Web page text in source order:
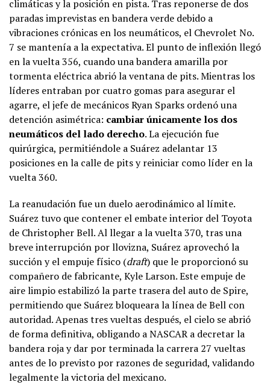
climáticas y la posición en pista. Tras reponerse de dos
paradas imprevistas en bandera verde debido a
vibraciones crónicas en los neumáticos, el Chevrolet No.
7 se mantenía a la expectativa. El punto de inflexión llegó
en la vuelta 356, cuando una bandera amarilla por
tormenta eléctrica abrió la ventana de pits. Mientras los
líderes entraban por cuatro gomas para asegurar el
agarre, el jefe de mecánicos Ryan Sparks ordenó una
detención asimétrica: cambiar únicamente los dos
neumáticos del lado derecho. La ejecución fue
quirúrgica, permitiéndole a Suárez adelantar 13
posiciones en la calle de pits y reiniciar como líder en la
vuelta 360.
La reanudación fue un duelo aerodinámico al límite.
Suárez tuvo que contener el embate interior del Toyota
de Christopher Bell. Al llegar a la vuelta 370, tras una
breve interrupción por llovizna, Suárez aprovechó la
succión y el empuje físico (draft) que le proporcionó su
compañero de fabricante, Kyle Larson. Este empuje de
aire limpio estabilizó la parte trasera del auto de Spire,
permitiendo que Suárez bloqueara la línea de Bell con
autoridad. Apenas tres vueltas después, el cielo se abrió
de forma definitiva, obligando a NASCAR a decretar la
bandera roja y dar por terminada la carrera 27 vueltas
antes de lo previsto por razones de seguridad, validando
legalmente la victoria del mexicano.